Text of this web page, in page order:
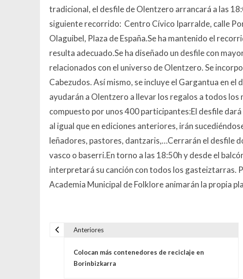
tradicional, el desfile de Olentzero arrancará a las
siguiente recorrido: Centro Cívico Iparralde, calle
Olaguibel, Plaza de España.Se ha mantenido el
resulta adecuado.Se ha diseñado un desfile con
relacionados con el universo de Olentzero. Se
Cabezudos. Así mismo, se incluye el Gargantua en
ayudarán a Olentzero a llevar los regalos a todos
compuesto por unos 400 participantes:El desfile
al igual que en ediciones anteriores, irán
leñadores, pastores, dantzaris,…Cerrarán el desfile
vasco o baserri.En torno a las 18:50h y desde el
interpretará su canción con todos los gasteiztarras.
Academia Municipal de Folklore animarán la propia
Anteriores
Colocan más contenedores de reciclaje en
Borinbizkarra